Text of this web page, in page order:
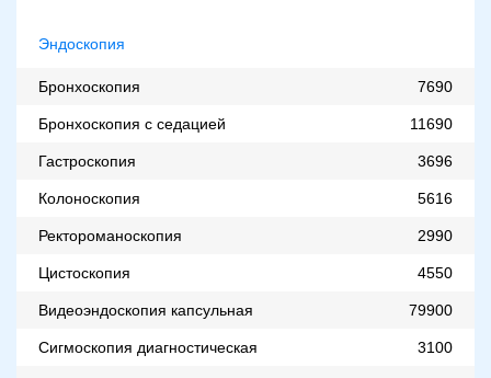
Эндоскопия
Бронхоскопия 7690
Бронхоскопия с седацией 11690
Гастроскопия 3696
Колоноскопия 5616
Ректороманоскопия 2990
Цистоскопия 4550
Видеоэндоскопия капсульная 79900
Сигмоскопия диагностическая 3100